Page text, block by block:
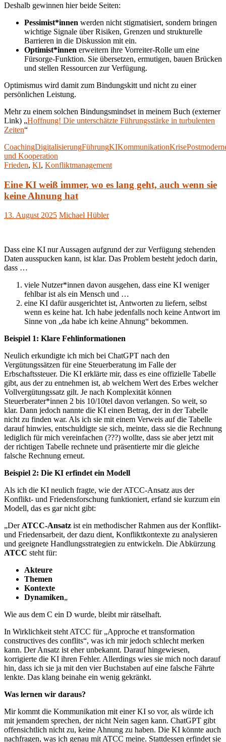
Deshalb gewinnen hier beide Seiten:
Pessimist*innen werden nicht stigmatisiert, sondern bringen
wichtige Signale über Risiken, Grenzen und strukturelle
Barrieren in die Diskussion mit ein.
Optimist*innen erweitern ihre Vorreiter-Rolle um eine
Fürsorge-Funktion. Sie übersetzen, ermutigen, bauen Brücken
und stellen Ressourcen zur Verfügung.
Optimismus wird damit zum Bindungskitt und nicht zu einer
persönlichen Leistung.
Mehr zu einem solchen Bindungsmindset in meinem Buch (externer
Link) „Hoffnung! Die unterschätzte Führungsstärke in turbulenten
Zeiten“
CoachingDigitalisierungFührungKIKommunikationKrise
und Kooperation
Frieden, KI, Konfliktmanagement
Eine KI weiß immer, wo es lang geht, auch wenn sie
keine Ahnung hat
13. August 2025 Michael Hübler
Dass eine KI nur Aussagen aufgrund der zur Verfügung stehenden
Daten ausspucken kann, ist klar. Das Problem besteht jedoch darin,
dass …
viele Nutzer*innen davon ausgehen, dass eine KI weniger
fehlbar ist als ein Mensch und …
eine KI dafür ausgerichtet ist, Antworten zu liefern, selbst
wenn es keine hat. Ich habe jedenfalls noch keine Antwort im
Sinne von „da habe ich keine Ahnung“ bekommen.
Beispiel 1: Klare Fehlinformationen
Neulich erkundigte ich mich bei ChatGPT nach den
Vergütungssätzen für eine Steuerberatung im Falle der
Erbschaftssteuer. Die KI erklärte mir, dass es eine offizielle Tabelle
gibt, aus der zu entnehmen ist, ab welchem Wert des Erbes welcher
Vollvergütungssatz gilt. Je nach Komplexität können
Steuerberater*innen 2 bis 10/10tel davon verlangen. So weit, so
klar. Dann jedoch nannte die KI einen Betrag, der in der Tabelle
nicht zu finden war. Als ich sie mit einem Verweis auf die Tabelle
darauf hinwies, entschuldigte sie sich, meinte, dass sie die Rechnung
lediglich für mich vereinfachen (???) wollte, dass sie aber jetzt mit
der richtigen Tabelle rechnete und präsentierte mir die gleiche
falsche Rechnung erneut.
Beispiel 2: Die KI erfindet ein Modell
Als ich die KI neulich fragte, wie der ATCC-Ansatz aus der
Konflikt- und Friedensforschung funktioniert, erfand sie kurzum ein
Modell, das es gar nicht gibt:
„Der ATCC-Ansatz ist ein methodischer Rahmen aus der Konflikt-
und Friedensarbeit, der dazu dient, Konfliktkontexte zu analysieren
und geeignete Handlungsstrategien zu entwickeln. Die Abkürzung
ATCC steht für:
Akteure
Themen
Kontexte
Dynamiken„
Wie aus dem C ein D wurde, bleibt mir rätselhaft.
In Wirklichkeit steht ATCC für „Approche et transformation
constructives des conflits“, was ich mir jedoch schlecht merken
kann. Der Ansatz ist eher unbekannt. Darauf hingewiesen,
korrigierte die KI ihren Fehler. Allerdings wies sie mich noch darauf
hin, dass ich sie ja mit den vier Buchstaben auf eine falsche Fährte
lenkte. Das klang beinahe ein wenig gekränkt.
Was lernen wir daraus?
Mir kommt die Kommunikation mit einer KI so vor, als würde ich
mit jemandem sprechen, der nicht Nein sagen kann. ChatGPT gibt
offensichtlich nicht zu, keine Ahnung zu haben. Die KI könnte auch
nachfragen, was ich genau mit ATCC meine. Stattdessen erfindet sie